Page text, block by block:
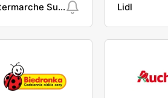
Intermarche Super Lidl